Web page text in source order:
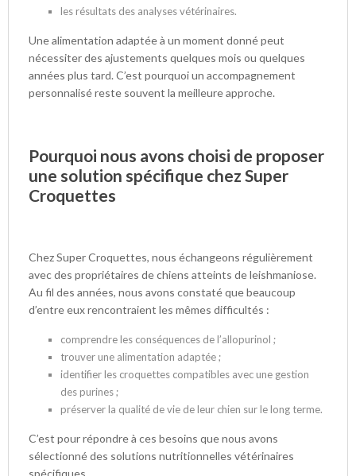
les résultats des analyses vétérinaires.
Une alimentation adaptée à un moment donné peut
nécessiter des ajustements quelques mois ou quelques
années plus tard. C’est pourquoi un accompagnement
personnalisé reste souvent la meilleure approche.
Pourquoi nous avons choisi de proposer
une solution spécifique chez Super
Croquettes
Chez Super Croquettes, nous échangeons régulièrement
avec des propriétaires de chiens atteints de leishmaniose.
Au fil des années, nous avons constaté que beaucoup
d’entre eux rencontraient les mêmes difficultés :
comprendre les conséquences de l’allopurinol ;
trouver une alimentation adaptée ;
identifier les croquettes compatibles avec une gestion
des purines ;
préserver la qualité de vie de leur chien sur le long terme.
C’est pour répondre à ces besoins que nous avons
sélectionné des solutions nutritionnelles vétérinaires